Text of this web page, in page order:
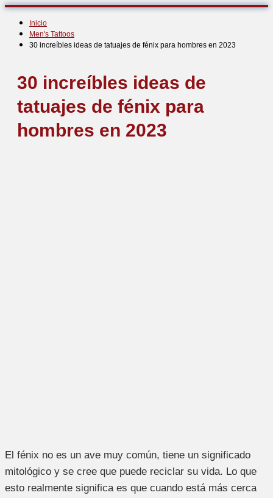
Inicio
Men's Tattoos
30 increíbles ideas de tatuajes de fénix para hombres en 2023
30 increíbles ideas de
tatuajes de fénix para
hombres en 2023
El fénix no es un ave muy común, tiene un significado
mitológico y se cree que puede reciclar su vida. Lo que
esto realmente significa es que cuando está más cerca